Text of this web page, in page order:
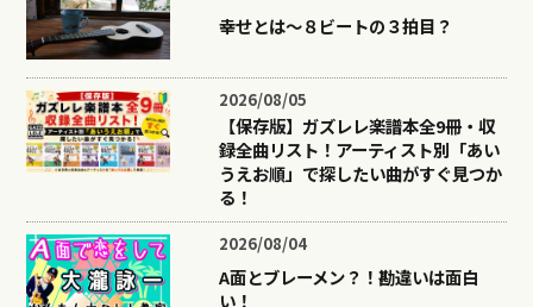
幸せとは〜８ビートの３拍目？
2026/08/05
【保存版】ガズレレ楽譜本全9冊・収
録全曲リスト！アーティスト別「あい
うえお順」で探したい曲がすぐ見つか
る！
2026/08/04
A面とブレーメン？！勘違いは面白
い！